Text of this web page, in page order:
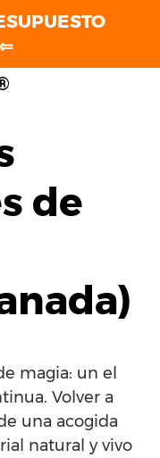
de
magia: un el
Volver a
una acogida
natural y vivo